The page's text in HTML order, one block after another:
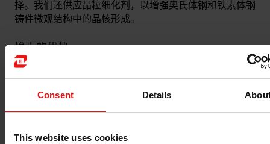
Consent Details
This website uses cookies
择。我们还供应晶粒细化剂，以增强奥氏体钢和铁素体钢
铸件微观结构中的晶核形成。
埃肯的优势
从轮胎帘线钢材生产商到弹簧钢材生产商，埃肯长期以来
一直在帮助特种钢生产商决定在其钢铁厂中使用的最佳硅
铁。我们致力于开发硅铁产品，针对相关应用进行严格的
成分优化，从而减少损耗——我们的客户非常看重我们的